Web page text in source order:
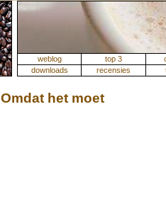
weblog top 3
downloads
recensies
Omdat het moet